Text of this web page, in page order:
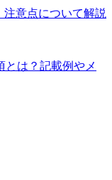
意点について解説
とは？記載例やメ